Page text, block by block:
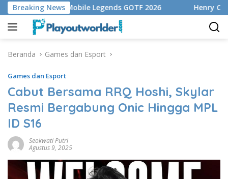
Langsung
ke
konten
Breaking News
Playoff Mobile Legends GOTF 2026 Henry Cavill
Beranda Games dan Esport
Games dan Esport
Cabut Bersama RRQ Hoshi, Skylar
Resmi Bergabung Onic Hingga MPL
ID S16
Seokwati Putri
Agustus 9, 2025